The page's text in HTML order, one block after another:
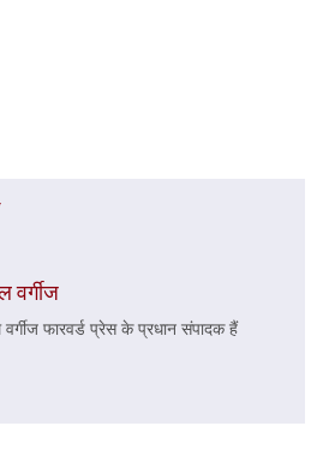
वर्गीज
फारवर्ड प्रेस के प्रधान संपादक हैं